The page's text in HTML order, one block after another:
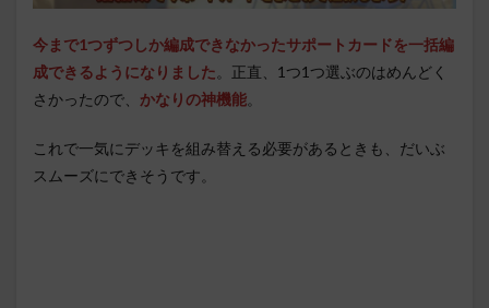
今まで1つずつしか編成できなかったサポートカードを一括編
成できるようになりました。正直、1つ1つ選ぶのはめんどく
さかったので、 かなりの神機能。
これで一気にデッキを組み替える必要があるときも、だいぶ
スムーズにできそうです。